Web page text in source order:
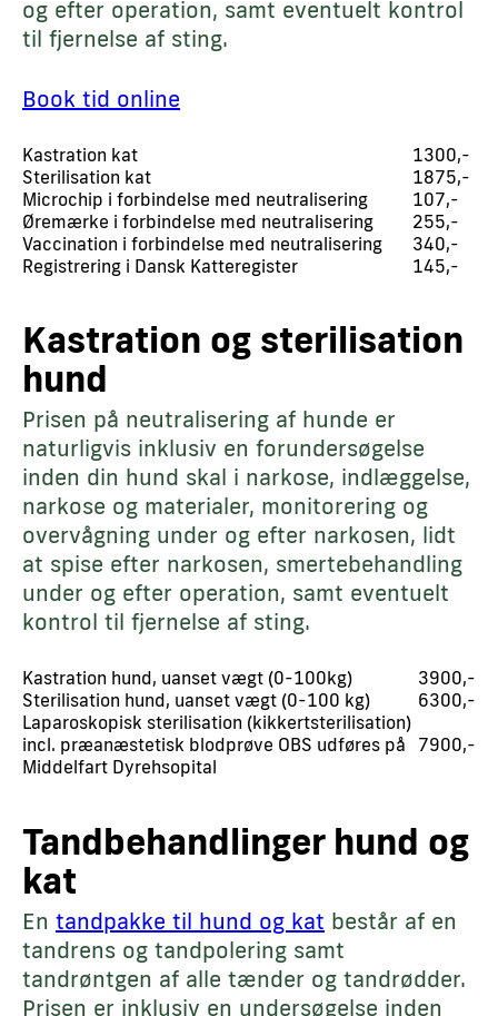
og efter operation, samt eventuelt kontrol
til fjernelse af sting.
Book tid online
Kastration kat
1300,-
Sterilisation kat
1875,-
Microchip i forbindelse med neutralisering
107,-
Øremærke i forbindelse med neutralisering
255,-
Vaccination i forbindelse med neutralisering
340,-
Registrering i Dansk Katteregister
145,-
Kastration og sterilisation
hund
Prisen på neutralisering af hunde er
naturligvis inklusiv en forundersøgelse
inden din hund skal i narkose, indlæggelse,
narkose og materialer, monitorering og
overvågning under og efter narkosen, lidt
at spise efter narkosen, smertebehandling
under og efter operation, samt eventuelt
kontrol til fjernelse af sting.
Kastration hund, uanset vægt (0-100kg)
3900,-
Sterilisation hund, uanset vægt (0-100 kg)
6300,-
Laparoskopisk sterilisation (kikkertsterilisation)
incl. præanæstetisk blodprøve OBS udføres på
Middelfart Dyrehsopital
7900,-
Tandbehandlinger hund og
kat
En tandpakke til hund og kat består af en
tandrens og tandpolering samt
tandrøntgen af alle tænder og tandrødder.
Prisen er inklusiv en undersøgelse inden